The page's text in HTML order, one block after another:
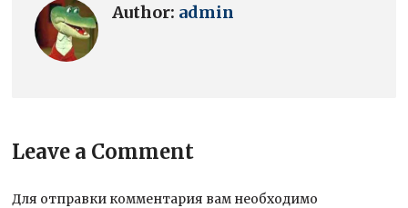
Author: admin
Leave a Comment
Для отправки комментария вам необходимо